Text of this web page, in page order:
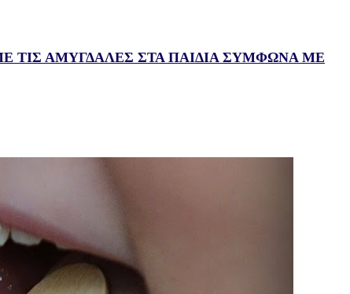
ΤΙΣ ΑΜΥΓΔΑΛΕΣ ΣΤΑ ΠΑΙΔΙΑ ΣΥΜΦΩΝΑ ΜΕ